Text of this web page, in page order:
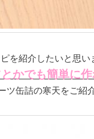
を紹介したいと思い
かでも簡単に
缶詰の寒天をご紹